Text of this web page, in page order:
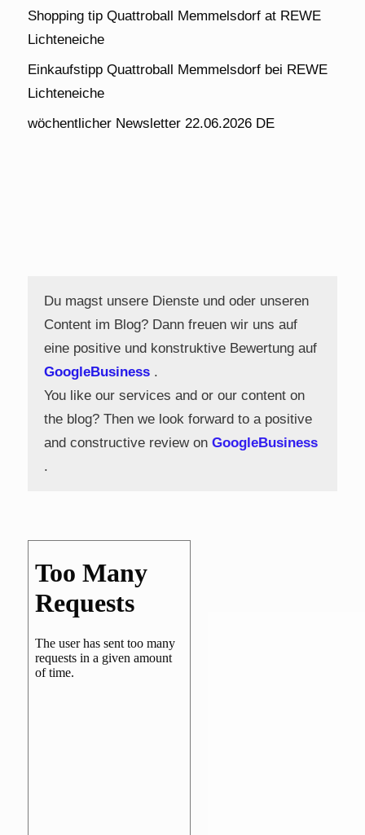
Shopping tip Quattroball Memmelsdorf at REWE
Lichteneiche
Einkaufstipp Quattroball Memmelsdorf bei REWE
Lichteneiche
wöchentlicher Newsletter 22.06.2026 DE
Du magst unsere Dienste und oder unseren
Content im Blog? Dann freuen wir uns auf
eine positive und konstruktive Bewertung auf
GoogleBusiness .
You like our services and or our content on
the blog? Then we look forward to a positive
and constructive review on GoogleBusiness
.